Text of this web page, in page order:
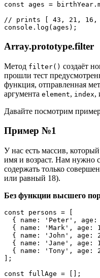
const ages =
// prints [ 43, 21, 16,
console.log(ages);
Array.prototype.filter
Метод filter() создаёт
прошли тест
функция, отправленная
аргумента element, index,
Давайте посмотрим
Пример №1
У нас есть массив,
имя и возраст. Нам нужно
содержать только
или равный 18).
Без функции высшего
const persons = [
{ name: 'Peter', age:
{ name: 'Mark', age:
{ name: 'John', age:
{ name: 'Jane', age:
{ name: 'Tony', age:
];
const fullAge = [];